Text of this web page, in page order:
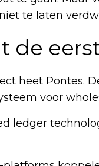
te laten
de
heet Pontes.
voor
ledger